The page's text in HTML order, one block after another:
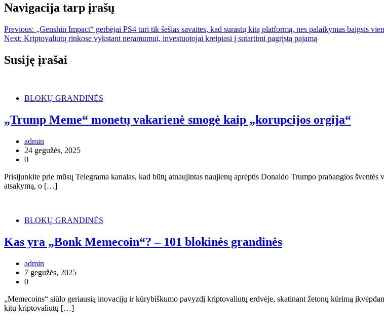
Navigacija tarp įrašų
Previous: „Genshin Impact“ gerbėjai PS4 turi tik šešias savaites, kad surastų kitą platformą, nes palaikymas baigsis
Next: Kriptovaliutų rinkose vykstant neramumui, investuotojai kreipiasi į sutartimi pagrįstą pajamą
Susiję įrašai
BLOKŲ GRANDINĖS
„Trump Meme“ monetų vakarienė smogė kaip „korupcijos orgija“
admin
24 gegužės, 2025
0
Prisijunkite prie mūsų Telegrama kanalas, kad būtų atnaujintas naujienų aprėptis Donaldo Trumpo prabangios
atsakymą, o […]
BLOKŲ GRANDINĖS
Kas yra „Bonk Memecoin“? – 101 blokinės grandinės
admin
7 gegužės, 2025
0
„Memecoins“ siūlo geriausią inovacijų ir kūrybiškumo pavyzdį kriptovaliutų erdvėje, skatinant žetonų kūrimą
kitų kriptovaliutų […]